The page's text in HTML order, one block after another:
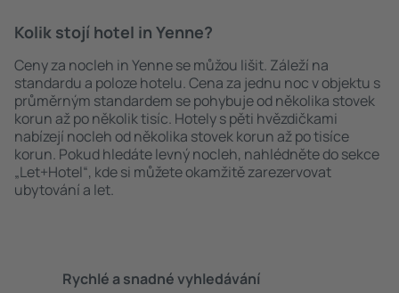
Kolik stojí hotel in Yenne?
Ceny za nocleh in Yenne se můžou lišit. Záleží na
standardu a poloze hotelu. Cena za jednu noc v objektu s
průměrným standardem se pohybuje od několika stovek
korun až po několik tisíc. Hotely s pěti hvězdičkami
nabízejí nocleh od několika stovek korun až po tisíce
korun. Pokud hledáte levný nocleh, nahlédněte do sekce
„Let+Hotel“, kde si můžete okamžitě zarezervovat
ubytování a let.
Rychlé a snadné vyhledávání